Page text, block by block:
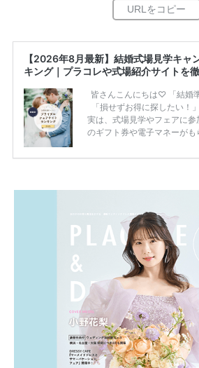
【2026年8月最新】結婚式場見学キャ
キング｜プラコレや式場紹介サイトを
皆さんこんにちは♡ 「結婚
「損せずお得に探したい！
実は、式場見学やフェアに
のギフト券や電子マネーがも
ため、比較せずに選ぶと損
一番お得？」「プラコレの
解決します。 まずは診断で
ング診断」か、体